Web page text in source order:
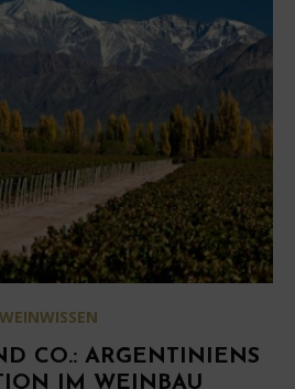
WEINWISSEN
CO.: ARGENTINIENS
IM WEINBAU